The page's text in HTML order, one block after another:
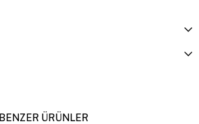
BENZER ÜRÜNLER